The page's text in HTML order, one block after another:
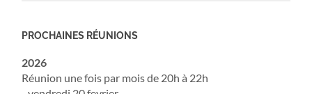
PROCHAINES RÉUNIONS
2026
Réunion une fois par mois de 20h à 22h